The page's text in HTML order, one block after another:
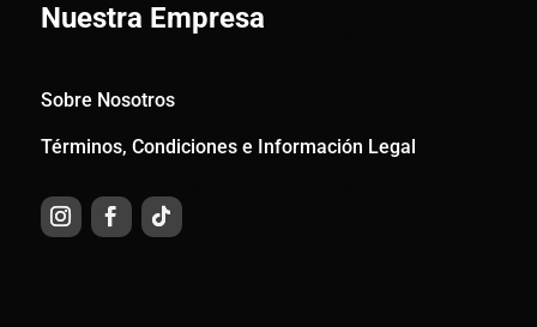
Nuestra Empresa
Sobre Nosotros
Términos, Condiciones e Información Legal